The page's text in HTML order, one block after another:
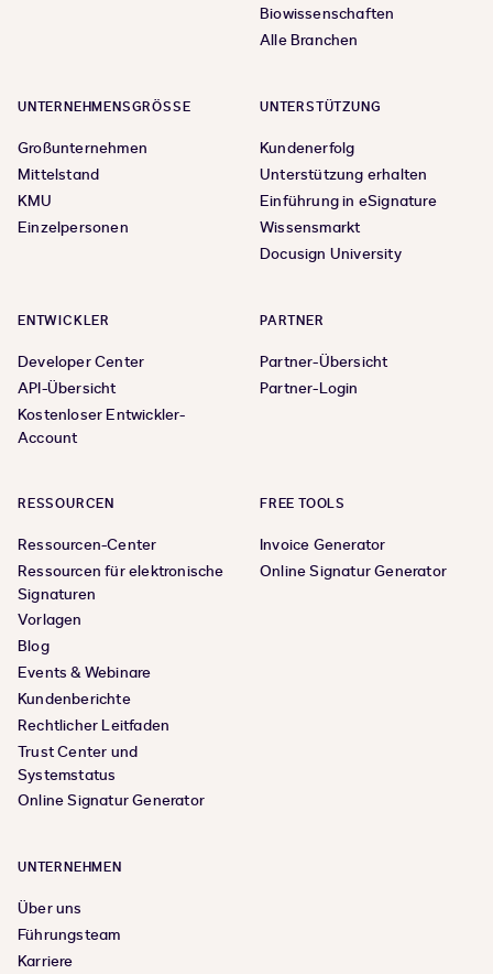
Biowissenschaften
Alle Branchen
UNTERNEHMENSGRÖSSE
Großunternehmen
Mittelstand
KMU
Einzelpersonen
UNTERSTÜTZUNG
Kundenerfolg
Unterstützung erhalten
Einführung in eSignature
Wissensmarkt
Docusign University
ENTWICKLER
Developer Center
API-Übersicht
Kostenloser Entwickler-
Account
PARTNER
Partner-Übersicht
Partner-Login
RESSOURCEN
Ressourcen-Center
Ressourcen für elektronische
Signaturen
Vorlagen
Blog
Events & Webinare
Kundenberichte
Rechtlicher Leitfaden
Trust Center und
Systemstatus
Online Signatur Generator
FREE TOOLS
Invoice Generator
Online Signatur Generator
UNTERNEHMEN
Über uns
Führungsteam
Karriere